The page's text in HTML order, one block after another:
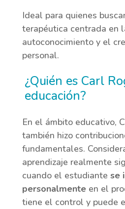
Ideal para quienes
terapéutica centrada en
autoconocimiento y el
personal.
¿Quién es Carl
educación?
En el ámbito educativo,
también hizo
fundamentales.
aprendizaje realmente
cuando el estudiante se
personalmenteen el
tiene el control y puede